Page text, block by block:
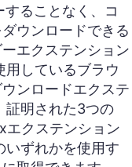
ることなく、コ
ウンロードできる
エクステンション
用しているブラウ
ンロードエクステ
証明された3つの
クステンション
いずれかを使用す